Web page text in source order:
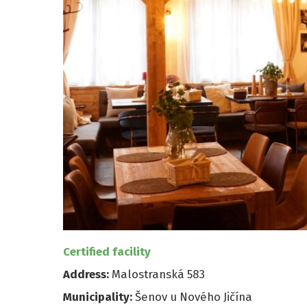
Certified facility
Address: Malostranská 583
Municipality: Šenov u Nového Jičína